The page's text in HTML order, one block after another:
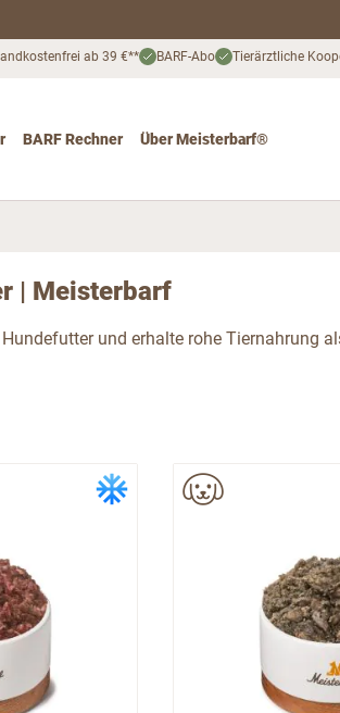
ab 39 €** BARF-Abo Tierärztliche
BARF Rechner Über Meisterbarf®
| Meisterbarf
und erhalte rohe Tiernahrung